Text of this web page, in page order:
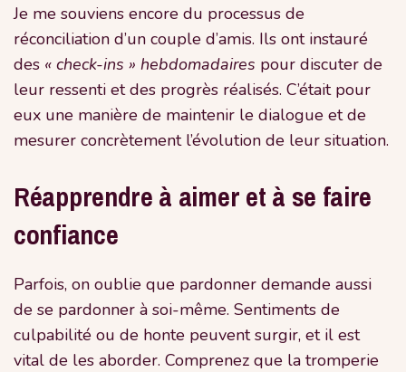
Je me souviens encore du processus de
réconciliation d’un couple d’amis. Ils ont instauré
des « check-ins » hebdomadaires pour discuter de
leur ressenti et des progrès réalisés. C’était pour
eux une manière de maintenir le dialogue et de
mesurer concrètement l’évolution de leur situation.
Réapprendre à aimer et à se faire
confiance
Parfois, on oublie que pardonner demande aussi
de se pardonner à soi-même. Sentiments de
culpabilité ou de honte peuvent surgir, et il est
vital de les aborder. Comprenez que la tromperie